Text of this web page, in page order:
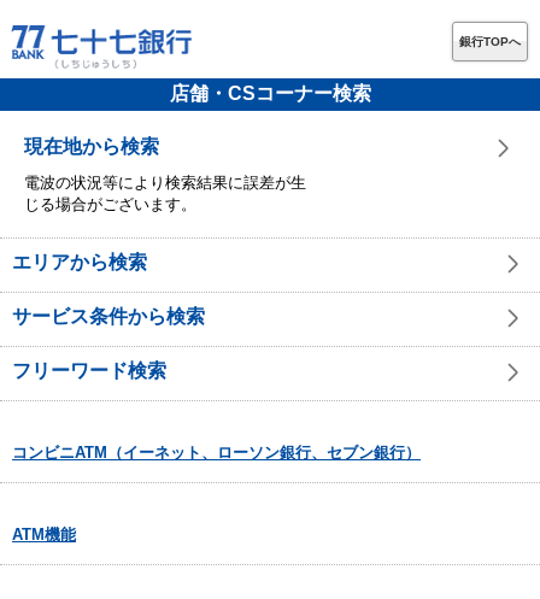
銀行TOPへ
店舗・CSコーナー検索
現在地から検索
電波の状況等により検索結果に誤差が生
じる場合がございます。
エリアから検索
サービス条件から検索
フリーワード検索
コンビニATM（イーネット、ローソン銀行、セブン銀行）
ATM機能